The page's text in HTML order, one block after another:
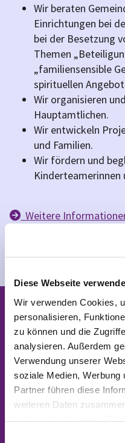
Diese Webseite
Wir verwenden Cookies,
personalisieren,
zu können und die
analysieren. Außerdem
Verwendung unserer
soziale Medien, Werbung
Partner führen diese
weiteren Daten
Wir beraten
Einrichtungen bei
bei der Besetzung
Themen
„familiensensible
spirituellen
Wir organisieren
Hauptamtlichen.
Wir entwickeln
und Familien.
Wir fördern und
 Weitere
Weitere
Kontakt
Joachim-